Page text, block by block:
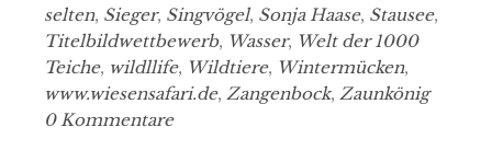
selten, Sieger, Singvögel, Sonja Haase, Stausee,
Titelbildwettbewerb, Wasser, Welt der 1000
Teiche, wildllife, Wildtiere, Wintermücken,
www.wiesensafari.de, Zangenbock, Zaunkönig
0 Kommentare